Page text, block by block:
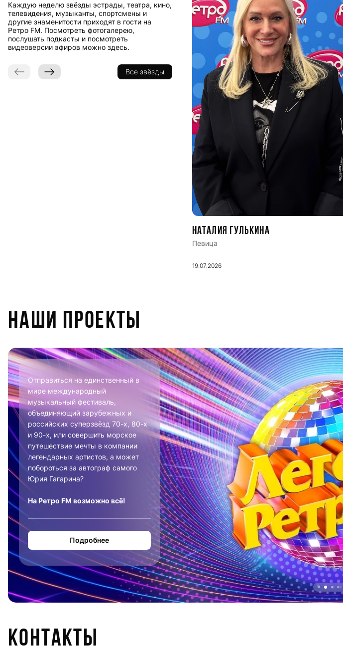
Наталия Гулькина
Певица
19.07.2026
Каждую неделю звёзды эстрады, театра, кино,
телевидения, музыканты, спортсмены и
другие знаменитости приходят в гости на
Ретро FM. Посмотреть фотогалерею,
послушать подкасты и посмотреть
видеоверсии эфиров можно здесь.
Все звёзды
НАШИ ПРОЕКТЫ
Отправиться на единственный в
мире международный
музыкальный фестиваль,
объединяющий зарубежных и
российских суперзвёзд 70-х, 80-х
и 90-х, или совершить морское
путешествие мечты в компании
легендарных артистов, а может
побороться за автограф самого
Юрия Гагарина?
На Ретро FM возможно всё!
Подробнее
Контакты